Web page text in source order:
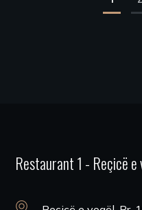
Restaurant 1 - Reçicë e